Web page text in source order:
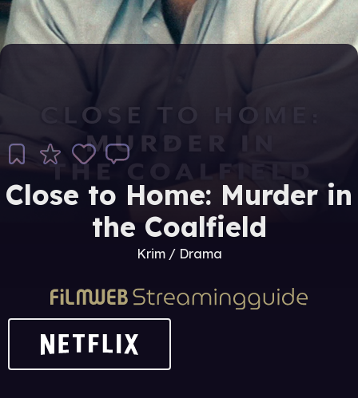
Close to Home: Murder in
the Coalfield
Krim / Drama